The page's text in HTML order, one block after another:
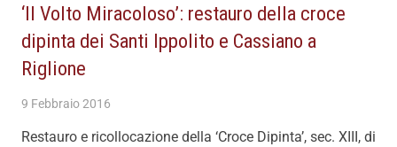
‘Il Volto Miracoloso’: restauro della croce
dipinta dei Santi Ippolito e Cassiano a
Riglione
9 Febbraio 2016
Restauro e ricollocazione della ‘Croce Dipinta’, sec. XIII, di